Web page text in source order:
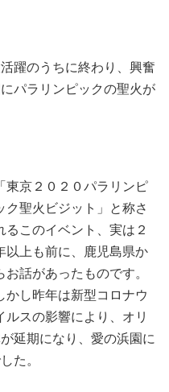
躍のうちに終わり、興奮
パラリンピックの聖火が
「東京２０２０パラリンピ
ク聖火ビジット」と称さ
るこのイベント、実は２
以上も前に、鹿児島県か
お話があったものです。
かし昨年は新型コロナウ
ルスの影響により、オリ
延期になり、愛の浜園に
た。